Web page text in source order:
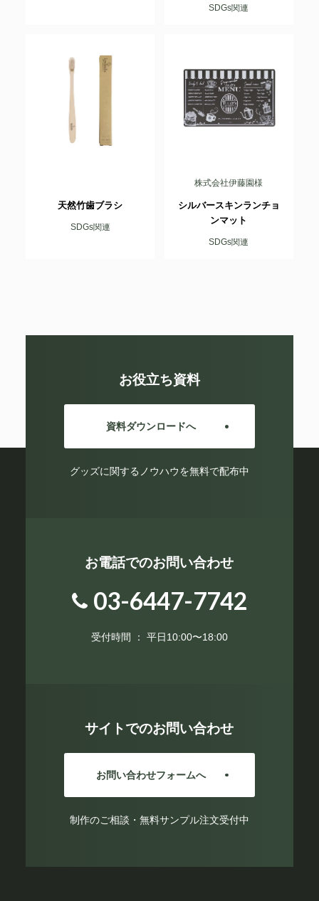
SDGs関連
天然竹歯ブラシ
SDGs関連
株式会社伊藤園様
シルバースキンランチョ
ンマット
SDGs関連
お役立ち資料
資料ダウンロードへ
グッズに関するノウハウを無料で配布中
お電話でのお問い合わせ
03-6447-7742
受付時間 ： 平日10:00〜18:00
サイトでのお問い合わせ
お問い合わせフォームへ
制作のご相談・無料サンプル注文受付中